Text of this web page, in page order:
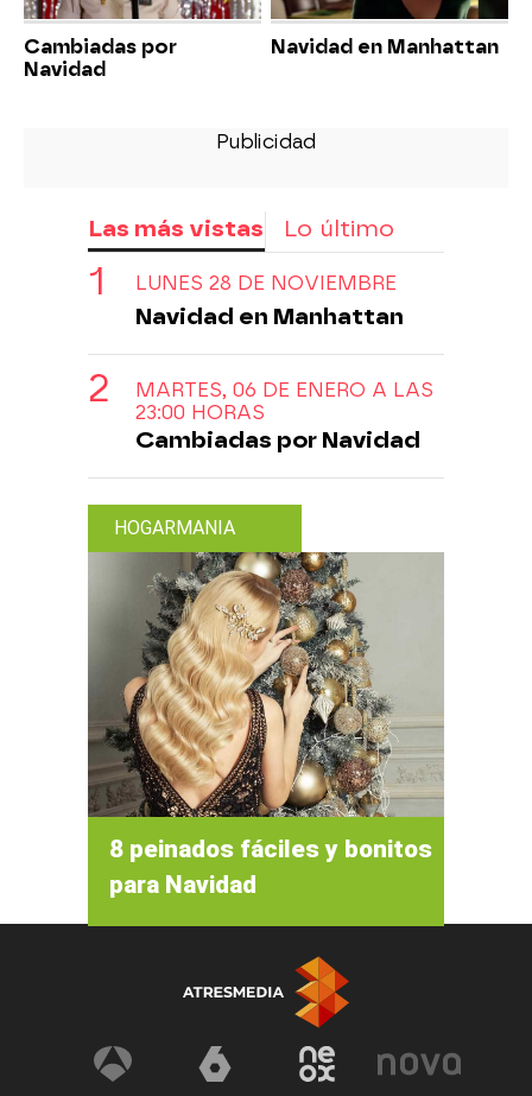
Cambiadas por
Navidad
Navidad en Manhattan
Las más vistas Lo último
LUNES 28 DE NOVIEMBRE
Navidad en Manhattan
MARTES, 06 DE ENERO A LAS
23:00 HORAS
Cambiadas por Navidad
HOGARMANIA
8 peinados fáciles y bonitos
para Navidad